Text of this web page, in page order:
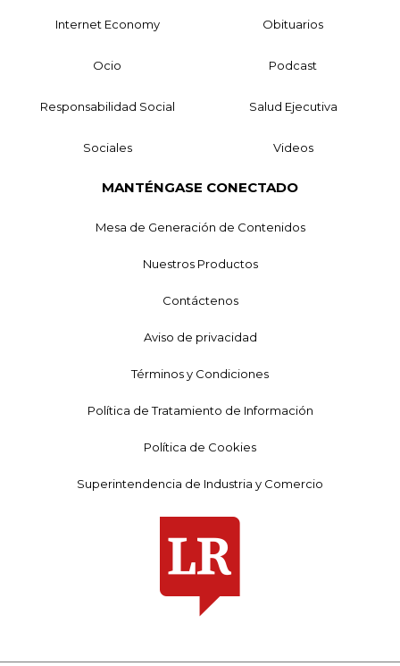
Internet Economy Obituarios
Ocio Podcast
Responsabilidad Social Salud Ejecutiva
Sociales Videos
MANTÉNGASE CONECTADO
Mesa de Generación de Contenidos
Nuestros Productos
Contáctenos
Aviso de privacidad
Términos y Condiciones
Política de Tratamiento de Información
Política de Cookies
Superintendencia de Industria y Comercio